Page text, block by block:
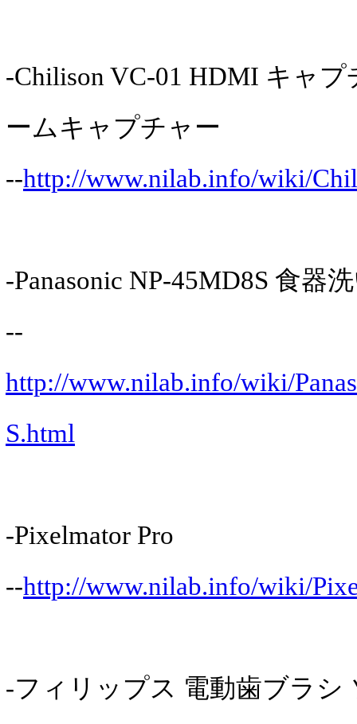
-Chilison VC-01 HDMI キャ
ームキャプチャー
--http://www.nilab.info/wiki/
-Panasonic NP-45MD8S 食器
--
http://www.nilab.info/wiki/
S.html
-Pixelmator Pro
--http://www.nilab.info/wiki/
-フィリップス 電動歯ブラシ